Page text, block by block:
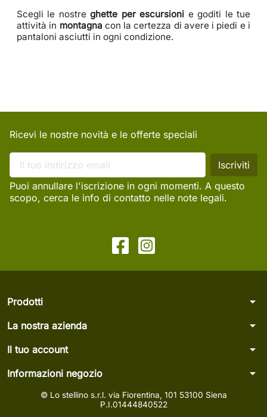
Scegli le nostreghette per escursioni e goditi le tue
attività in montagna con la certezza di avere i piedi e i
pantaloni asciutti in ogni condizione.
Ricevi le nostre novità e le offerte speciali
Puoi annullare l'iscrizione in ogni momenti. A questo
scopo, cerca le info di contatto nelle note legali.
Prodotti arrow_drop_down
La nostra azienda arrow_drop_down
Il tuo account arrow_drop_down
Informazioni negozio arrow_drop_down
© Lo stellino s.r.l. via Fiorentina, 101 53100 Siena
P.I.01444840522